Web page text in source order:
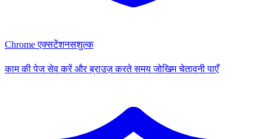
Chrome एक्सटेंशनसशुल्क
काम की पेज सेव करें और ब्राउज़ करते समय जोखिम चेतावनी पाएँ